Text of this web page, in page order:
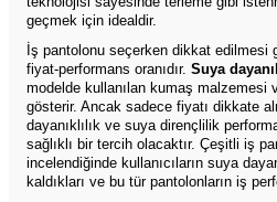
geçmek için idealdir.
İş pantolonu seçerken dikkat edilmesi
fiyat-performans oranıdır. Suya
modelde kullanılan kumaş malzemesi
gösterir. Ancak sadece fiyatı dikkate
dayanıklılık ve suya dirençlilik
sağlıklı bir tercih olacaktır. Çeşitli iş
incelendiğinde kullanıcıların suya
kaldıkları ve bu tür pantolonların iş